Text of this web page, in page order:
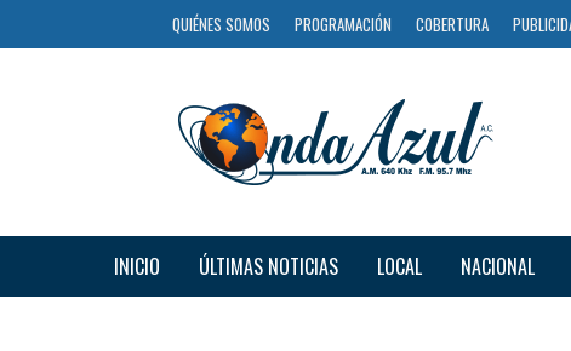
QUIÉNES SOMOS PROGRAMACIÓN COBERTURA
INICIO ÚLTIMAS NOTICIAS LOCAL NACIONAL